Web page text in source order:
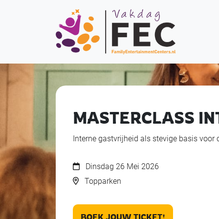
MASTERCLASS
Interne gastvrijheid als stevige basis voor
Dinsdag 26 Mei 2026
Topparken
BOEK JOUW TICKET!